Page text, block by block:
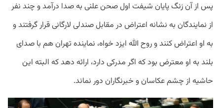
پس از آن زنگ پایان شیفت اول صحن علنی به صدا درآمد و چند نفر
از نمایندگان به نشانه اعتراض در مقابل صندلی لارگانی قرار گرفتند و
به او اعتراض کنند و روح الله ایزد خواه، نماینده تهران هم با صدای
بلند به او معترض بود که اگر مدرکی دارد، ارائه دهد که البته این
حاشیه از چشم عکاسان و خبرنگاران دور نماند.